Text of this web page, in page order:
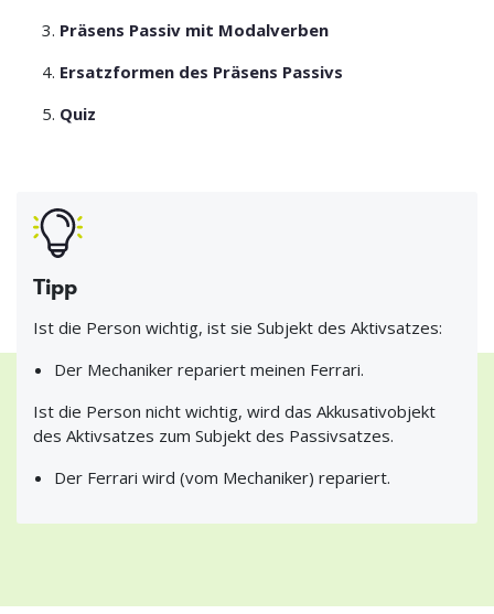
Präsens Passiv mit Modalverben
Ersatzformen des Präsens Passivs
Quiz
Tipp
Ist die Person wichtig, ist sie Subjekt des Aktivsatzes:
Der Mechaniker repariert meinen Ferrari.
Ist die Person nicht wichtig, wird das Akkusativobjekt
des Aktivsatzes zum Subjekt des Passivsatzes.
Der Ferrari wird (vom Mechaniker) repariert.